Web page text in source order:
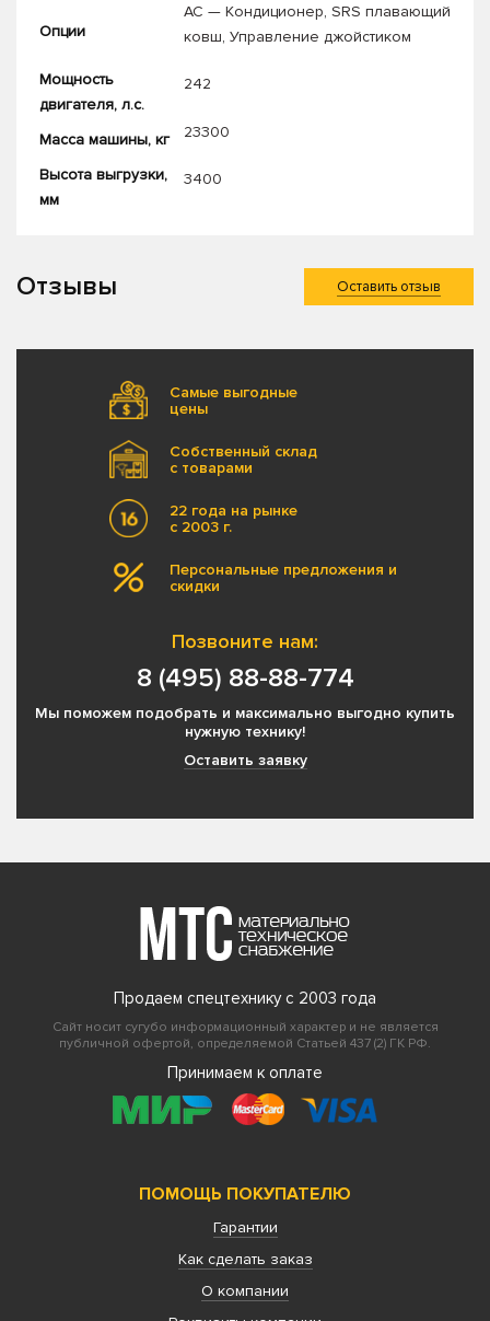
Опции
AC — Кондиционер, SRS плавающий
ковш, Управление джойстиком
Мощность
двигателя, л.с.
242
Масса машины, кг 23300
Высота выгрузки,
мм
3400
Отзывы Оставить отзыв
Самые выгодные
цены
Собственный склад
с товарами
22 года на рынке
с 2003 г.
Персональные предложения и
скидки
Позвоните нам:
8 (495) 88-88-774
Мы поможем подобрать и максимально выгодно купить
нужную технику!
Оставить заявку
Продаем спецтехнику с 2003 года
Сайт носит сугубо информационный характер и не является
публичной офертой, определяемой Статьей 437 (2) ГК РФ.
Принимаем к оплате
ПОМОЩЬ ПОКУПАТЕЛЮ
Гарантии
Как сделать заказ
О компании